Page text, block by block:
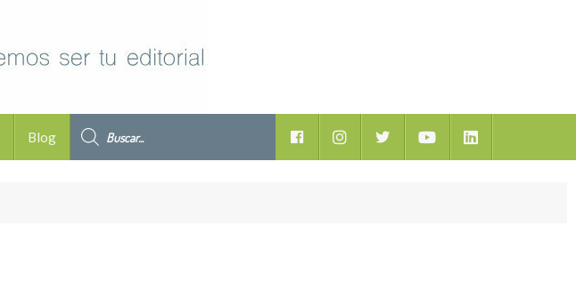
Blog
Facebook YoutubeLinkedIn